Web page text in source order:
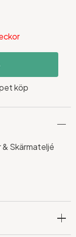
köp
& Skärmateljé